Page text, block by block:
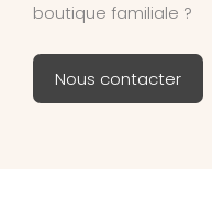
boutique familiale ?
Nous contacter